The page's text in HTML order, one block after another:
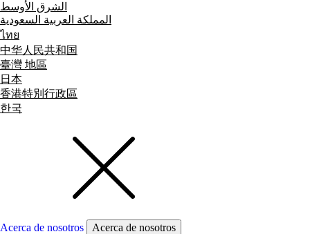
الشرق الأوسط
المملكة العربية السعودية
ไทย
中华人民共和国
臺灣 地區
日本
香港特別行政區
한국
Acerca de nosotros
Acerca de nosotros